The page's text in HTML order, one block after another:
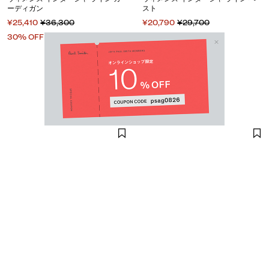
ーディガン
¥25,410 ¥36,300
30% OFF
スト
¥20,790 ¥29,700